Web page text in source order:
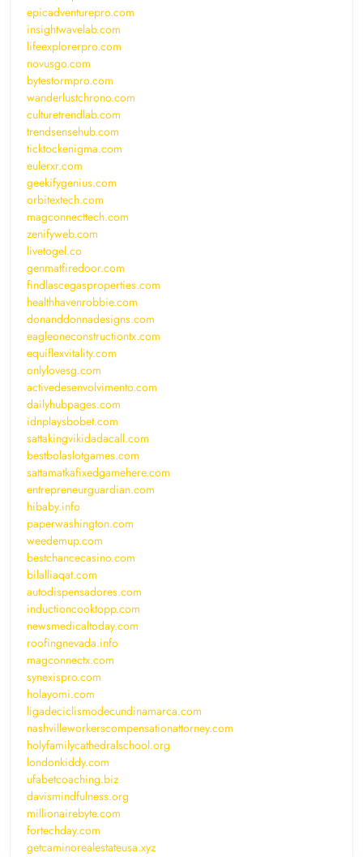
epicadventurepro.com
insightwavelab.com
lifeexplorerpro.com
novusgo.com
bytestormpro.com
wanderlustchrono.com
culturetrendlab.com
trendsensehub.com
ticktockenigma.com
eulerxr.com
geekifygenius.com
orbitextech.com
magconnecttech.com
zenifyweb.com
livetogel.co
genmatfiredoor.com
findlascegasproperties.com
healthhavenrobbie.com
donanddonnadesigns.com
eagleoneconstructiontx.com
equiflexvitality.com
onlylovesg.com
activedesenvolvimento.com
dailyhubpages.com
idnplaysbobet.com
sattakingvikidadacall.com
bestbolaslotgames.com
sattamatkafixedgamehere.com
entrepreneurguardian.com
hibaby.info
paperwashington.com
weedemup.com
bestchancecasino.com
bilalliaqat.com
autodispensadores.com
inductioncooktopp.com
newsmedicaltoday.com
roofingnevada.info
magconnectx.com
synexispro.com
holayomi.com
ligadeciclismodecundinamarca.com
nashvilleworkerscompensationattorney.com
holyfamilycathedralschool.org
londonkiddy.com
ufabetcoaching.biz
davismindfulness.org
millionairebyte.com
fortechday.com
getcaminorealestateusa.xyz